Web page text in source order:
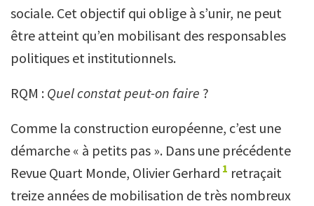
sociale. Cet objectif qui oblige à s’unir, ne peut
être atteint qu’en mobilisant des responsables
politiques et institutionnels.
RQM : Quel constat peut-on faire ?
Comme la construction européenne, c’est une
démarche « à petits pas ». Dans une précédente
Revue Quart Monde, Olivier Gerhard 1 retraçait
treize années de mobilisation de très nombreux